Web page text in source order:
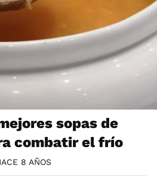
sopas de
combatir el frío
8 AÑOS